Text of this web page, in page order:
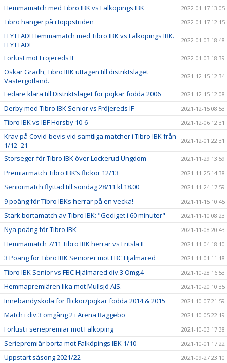
Hemmamatch med Tibro IBK vs Falköpings IBK 2022-01-17 13:05
Tibro hänger på i toppstriden 2022-01-17 12:15
FLYTTAD! Hemmamatch med Tibro IBK vs Falköpings IBK.
FLYTTAD!
2022-01-03 18:48
Förlust mot Fröjereds IF 2022-01-03 18:39
Oskar Gradh, Tibro IBK uttagen till distriktslaget
Västergötland.
2021-12-15 12:34
Ledare klara till Distriktslaget för pojkar födda 2006 2021-12-15 12:08
Derby med Tibro IBK Senior vs Fröjereds IF 2021-12-15 08:53
Tibro IBK vs IBF Horsby 10-6 2021-12-06 12:31
Krav på Covid-bevis vid samtliga matcher i Tibro IBK från
1/12 -21
2021-12-01 22:31
Storseger för Tibro IBK över Lockerud Ungdom 2021-11-29 13:59
Premiärmatch Tibro IBK’s flickor 12/13 2021-11-25 14:38
Seniormatch flyttad till söndag 28/11 kl.18.00 2021-11-24 17:59
9 poäng för Tibro IBKs herrar på en vecka! 2021-11-15 10:45
Stark bortamatch av Tibro IBK: "Gediget i 60 minuter" 2021-11-10 08:23
Nya poäng för Tibro IBK 2021-11-08 20:43
Hemmamatch 7/11 Tibro IBK herrar vs Fritsla IF 2021-11-04 18:10
3 Poäng för Tibro IBK Seniorer mot FBC Hjälmared 2021-11-01 11:18
Tibro IBK Senior vs FBC Hjälmared div.3 Omg.4 2021-10-28 16:53
Hemmapremiären lika mot Mullsjö AIS. 2021-10-20 10:35
Innebandyskola för flickor/pojkar födda 2014 & 2015 2021-10-07 21:59
Match i div.3 omgång 2 i Arena Baggebo 2021-10-05 22:19
Förlust i seriepremiär mot Falköping 2021-10-03 17:38
Seriepremiär borta mot Falköpings IBK 1/10 2021-10-01 17:22
Uppstart säsong 2021/22 2021-09-27 23:10